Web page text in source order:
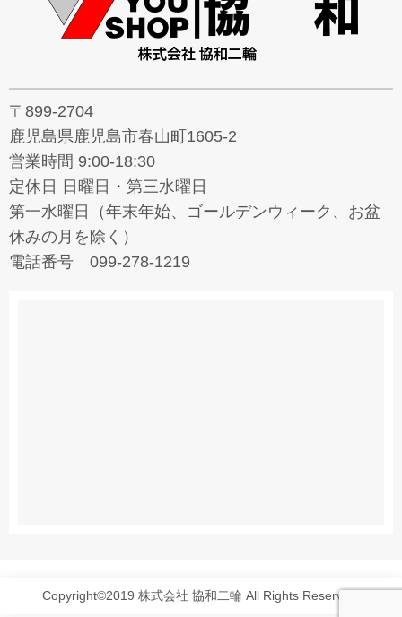
〒899-2704
鹿児島県鹿児島市春山町1605-2
営業時間 9:00-18:30
定休日 日曜日・第三水曜日
第一水曜日（年末年始、ゴールデンウィーク、お盆
休みの月を除く）
電話番号 099-278-1219
Copyright©2019 株式会社 協和二輪 All Rights Reserved.